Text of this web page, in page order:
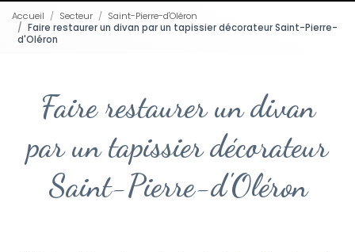
Accueil Secteur
Saint-Pierre-d'Oléron
Faire restaurer un divan par un tapissier décorateur Saint-Pierre-
d'Oléron
Faire restaurer un divan
par un tapissier décorateur
Saint-Pierre-d'Oléron